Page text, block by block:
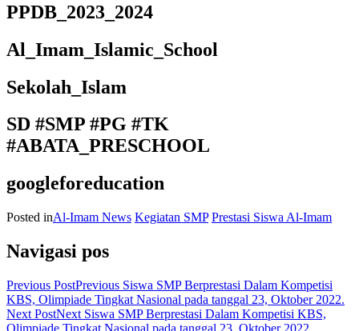
PPDB_2023_2024
Al_Imam_Islamic_School
Sekolah_Islam
SD #SMP #PG #TK
#ABATA_PRESCHOOL
googleforeducation
Posted inAl-Imam News Kegiatan SMP Prestasi Siswa Al-Imam
Navigasi pos
Previous PostPrevious Siswa SMP Berprestasi Dalam Kompetisi
KBS, Olimpiade Tingkat Nasional pada tanggal 23, Oktober 2022.
Next PostNext Siswa SMP Berprestasi Dalam Kompetisi KBS,
Olimpiade Tingkat Nasional pada tanggal 23, Oktober 2022